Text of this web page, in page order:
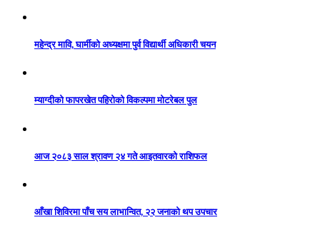
महेन्द्र मावि, घार्मीको अध्यक्षमा पुर्व विद्यार्थी अधिकारी चयन
म्याग्दीको फापरखेत पहिरोको विकल्पमा मोटरेबल पुल
आज २०८३ साल श्रावण २४ गते आइतवारको राशिफल
आँखा शिविरमा पाँच सय लाभान्वित, २२ जनाको थप उपचार